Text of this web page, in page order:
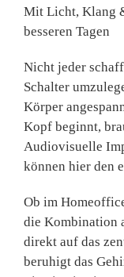
Mit Licht, Klang
besseren Tagen
Nicht jeder
Schalter
Körper
Kopf beginnt,
Audiovisuelle
können hier den
Ob im
die Kombination
direkt auf das
beruhigt das